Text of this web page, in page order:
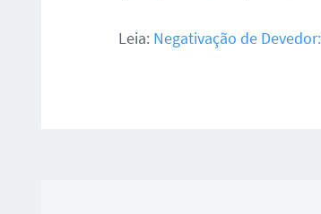
Leia: Negativação de